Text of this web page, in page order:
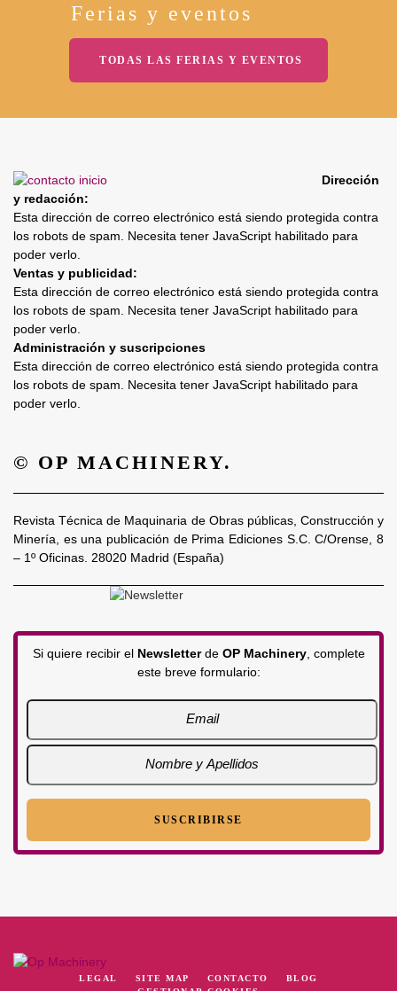
Ferias y eventos
TODAS LAS FERIAS Y EVENTOS
Dirección
y redacción:
Esta dirección de correo electrónico está siendo protegida contra
los robots de spam. Necesita tener JavaScript habilitado para
poder verlo.
Ventas y publicidad:
Esta dirección de correo electrónico está siendo protegida contra
los robots de spam. Necesita tener JavaScript habilitado para
poder verlo.
Administración y suscripciones
Esta dirección de correo electrónico está siendo protegida contra
los robots de spam. Necesita tener JavaScript habilitado para
poder verlo.
© OP MACHINERY.
Revista Técnica de Maquinaria de Obras públicas, Construcción y
Minería, es una publicación de Prima Ediciones S.C. C/Orense, 8
– 1º Oficinas. 28020 Madrid (España)
Si quiere recibir el Newsletterde OP Machinery, complete
este breve formulario:
LEGAL SITE MAP CONTACTO
BLOG